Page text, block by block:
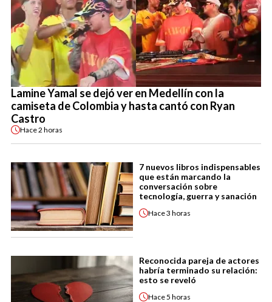
Lamine Yamal se dejó ver en Medellín con la
camiseta de Colombia y hasta cantó con Ryan
Castro
Hace2 horas
7 nuevos libros indispensables
que están marcando la
conversación sobre
tecnología, guerra y sanación
Hace3 horas
Reconocida pareja de actores
habría terminado su relación:
esto se reveló
Hace5 horas